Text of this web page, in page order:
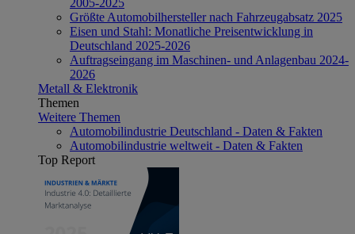
Größte Automobilhersteller nach Fahrzeugabsatz 2025
Eisen und Stahl: Monatliche Preisentwicklung in
Deutschland 2025-2026
Auftragseingang im Maschinen- und Anlagenbau 2024-
2026
Metall & Elektronik
Themen
Weitere Themen
Automobilindustrie Deutschland - Daten & Fakten
Automobilindustrie weltweit - Daten & Fakten
Top Report